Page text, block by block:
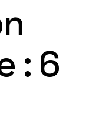
: 6